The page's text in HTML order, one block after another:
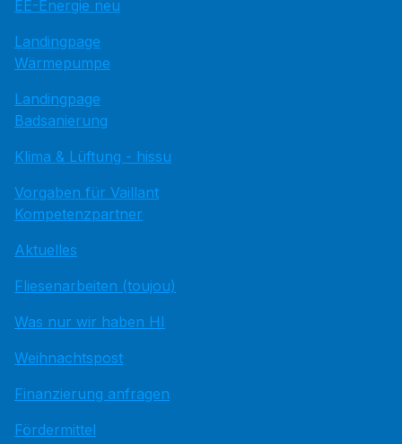
EE-Energie neu
Landingpage
Wärmepumpe
Landingpage
Badsanierung
Klima & Lüftung - hissu
Vorgaben für Vaillant
Kompetenzpartner
Aktuelles
Fliesenarbeiten (toujou)
Was nur wir haben HI
Weihnachtspost
Finanzierung anfragen
Fördermittel